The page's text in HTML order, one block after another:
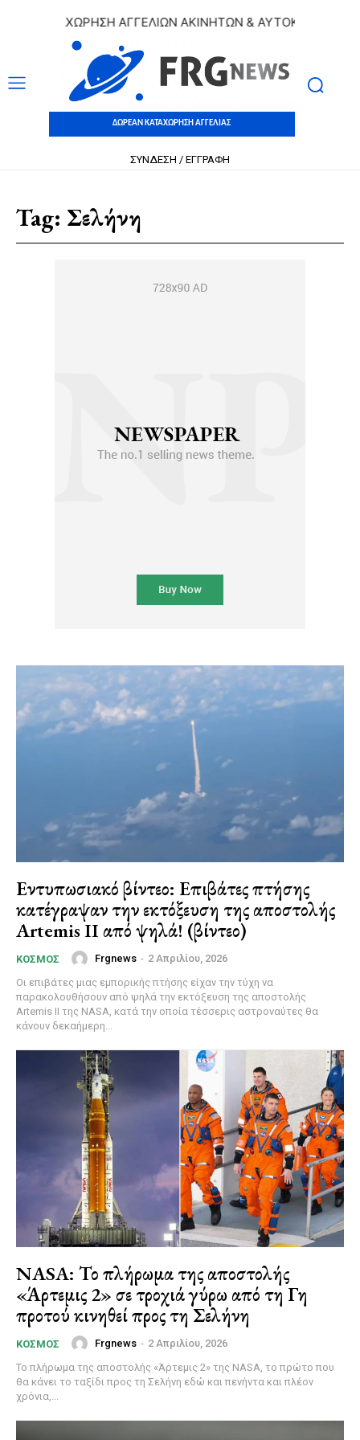
ΚΑΤΑΧΩΡΗΣΗ ΑΓΓΕΛΙΩΝ ΑΚΙΝΗΤΩΝ & ΑΥΤΟΚΙΝΗΤΩΝ |
ΔΩΡΕΑΝ ΚΑΤΑΧΩΡΗΣΗ ΑΓΓΕΛΙΑΣ
ΣΥΝΔΕΣΗ / ΕΓΓΡΑΦΗ
Tag: Σελήνη
Εντυπωσιακό βίντεο: Επιβάτες πτήσης
κατέγραψαν την εκτόξευση της αποστολής
Artemis II από ψηλά! (βίντεο)
ΚΌΣΜΟΣ Frgnews - 2 Απριλίου, 2026
Οι επιβάτες μιας εμπορικής πτήσης είχαν την τύχη να
παρακολουθήσουν από ψηλά την εκτόξευση της αποστολής
Artemis II της NASA, κατά την οποία τέσσερις αστροναύτες θα
κάνουν δεκαήμερη...
NASA: Το πλήρωμα της αποστολής
«Άρτεμις 2» σε τροχιά γύρω από τη Γη
προτού κινηθεί προς τη Σελήνη
ΚΌΣΜΟΣ Frgnews - 2 Απριλίου, 2026
Το πλήρωμα της αποστολής «Άρτεμις 2» της NASA, το πρώτο που
θα κάνει το ταξίδι προς τη Σελήνη εδώ και πενήντα και πλέον
χρόνια,...